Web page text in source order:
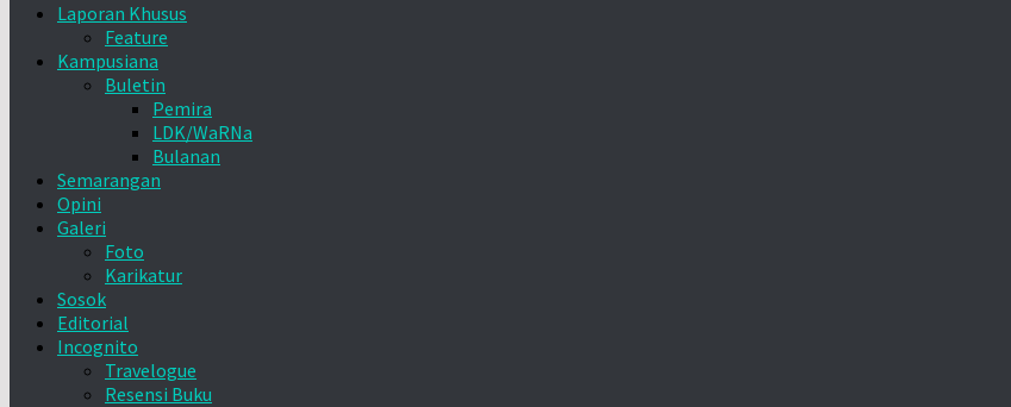
Laporan Khusus
Feature
Kampusiana
Buletin
Pemira
LDK/WaRNa
Bulanan
Semarangan
Opini
Galeri
Foto
Karikatur
Sosok
Editorial
Incognito
Travelogue
Resensi Buku